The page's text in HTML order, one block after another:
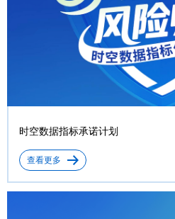
时空数据指标承诺计划
查看更多